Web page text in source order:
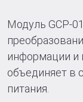
Модуль GCP-
информации и
объединяет в
питания.